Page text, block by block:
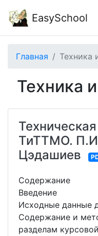
EasySchool
Главная Техника
Техника
ТиТТМО.
Цэдашиев
Содержание
Введение
Исходные данные
Содержание и
разделам